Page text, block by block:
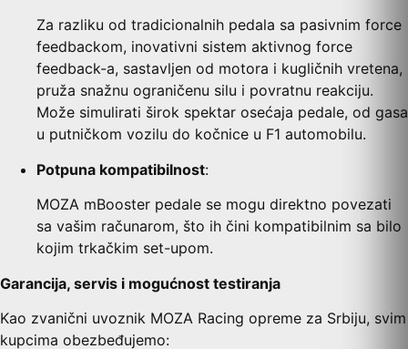
Za razliku od tradicionalnih pedala sa pasivnim force
feedbackom, inovativni sistem aktivnog force
feedback-a, sastavljen od motora i kugličnih vretena,
pruža snažnu ograničenu silu i povratnu reakciju.
Može simulirati širok spektar osećaja pedale, od gasa
u putničkom vozilu do kočnice u F1 automobilu.
Potpuna kompatibilnost:
MOZA mBooster pedale se mogu direktno povezati
sa vašim računarom, što ih čini kompatibilnim sa bilo
kojim trkačkim set-upom.
Garancija, servis i mogućnost testiranja
Kao zvanični uvoznik MOZA Racing opreme za Srbiju, svim
kupcima obezbeđujemo: